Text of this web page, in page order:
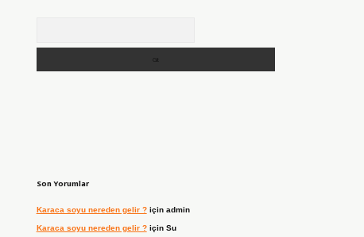
Son Yorumlar
Karaca soyu nereden gelir ?için admin
Karaca soyu nereden gelir ?için Su